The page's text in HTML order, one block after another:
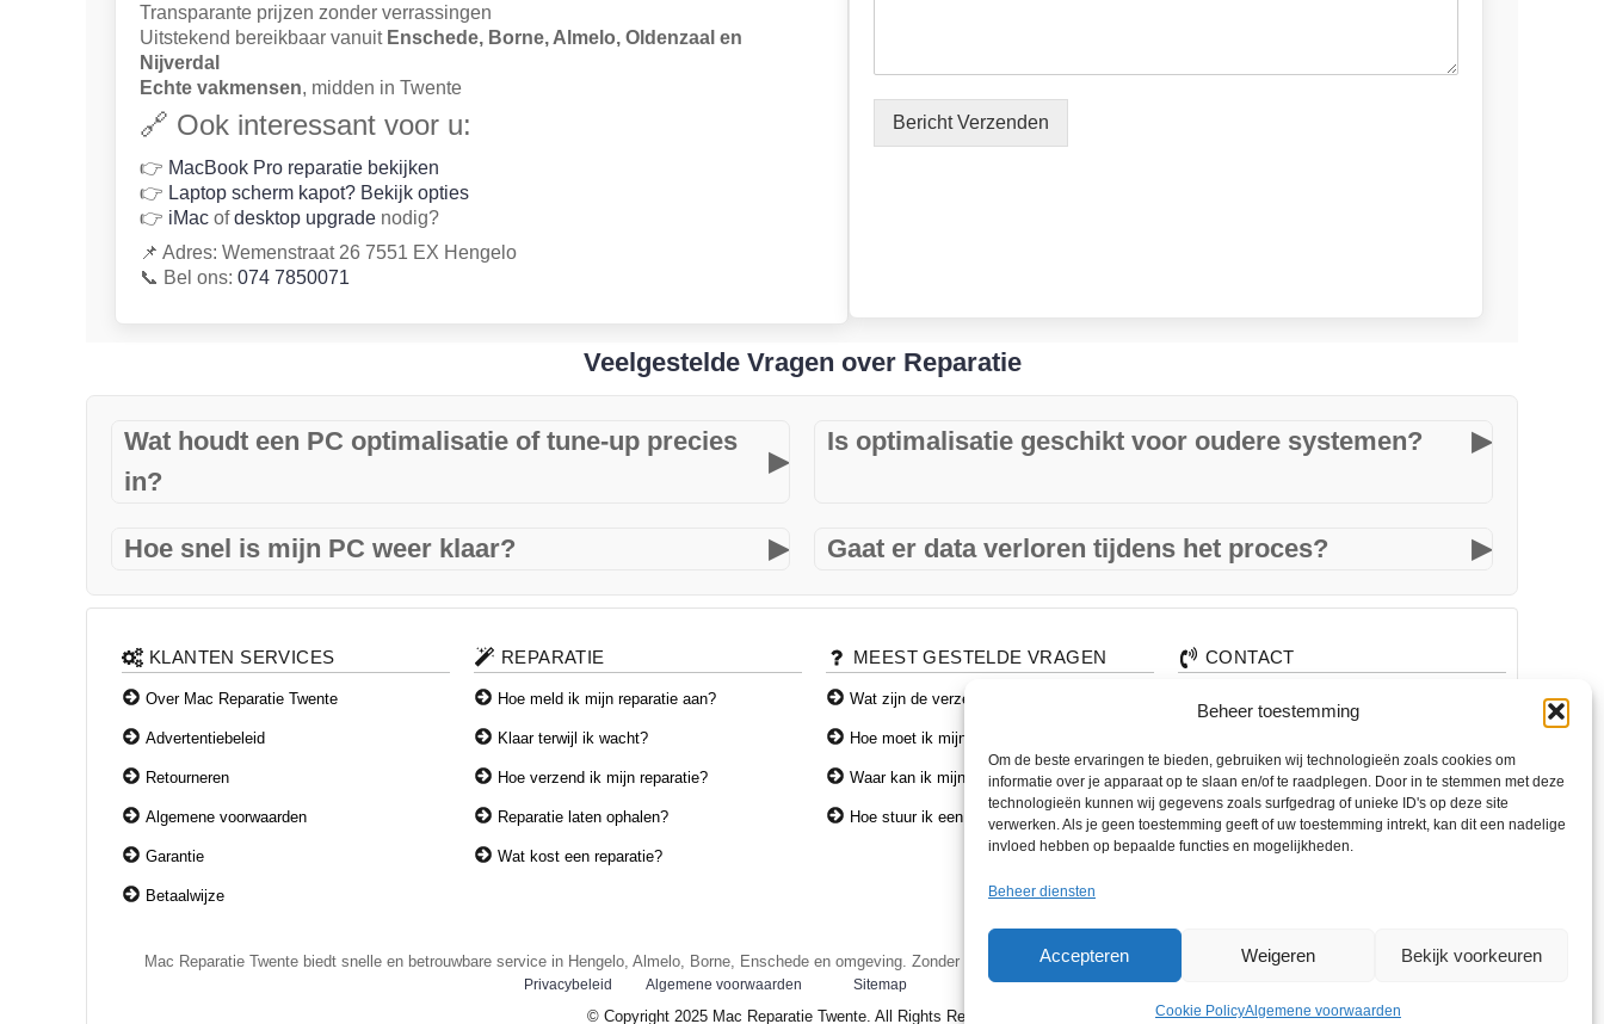
Beheer toestemming
Om de beste ervaringen te bieden, gebruiken wij technologieën zoals cookies om
informatie over je apparaat op te slaan en/of te raadplegen. Door in te stemmen met deze
technologieën kunnen wij gegevens zoals surfgedrag of unieke ID's op deze site
verwerken. Als je geen toestemming geeft of uw toestemming intrekt, kan dit een nadelige
invloed hebben op bepaalde functies en mogelijkheden.
Beheer diensten
Accepteren Weigeren Bekijk voorkeuren
Cookie PolicyAlgemene voorwaarden
Transparante prijzen zonder verrassingen
Uitstekend bereikbaar vanuit Enschede, Borne, Almelo, Oldenzaal en
Nijverdal
Echte vakmensen, midden in Twente
🔗 Ook interessant voor u:
👉 MacBook Pro reparatie bekijken
👉 Laptop scherm kapot? Bekijk opties
👉 iMac ofdesktop upgrade nodig?
📌 Adres: Wemenstraat 26 7551 EX Hengelo
📞 Bel ons:074 7850071
Bericht Verzenden
Veelgestelde Vragen over Reparatie
Wat houdt een PC optimalisatie of tune-up precies
in?
▶
We verwijderen overbodige software, voeren updates uit, controleren op
virussen en stellen uw systeem optimaal in.
Is optimalisatie geschikt voor oudere systemen? ▶
Hoe snel is mijn PC weer klaar? ▶
In de meeste gevallen binnen 24 uur – soms zelfs terwijl u wacht.
Gaat er data verloren tijdens het proces? ▶
Nee, uw bestanden blijven bewaard. Toch adviseren we altijd om vooraf een
KLANTEN SERVICES
Over Mac Reparatie Twente
Advertentiebeleid
Retourneren
Algemene voorwaarden
Garantie
Betaalwijze
REPARATIE
Hoe meld ik mijn reparatie aan?
Klaar terwijl ik wacht?
Hoe verzend ik mijn reparatie?
Reparatie laten ophalen?
Wat kost een reparatie?
MEEST GESTELDE VRAGEN
Wat zijn de verzendkosten?
Hoe moet ik mijn toestel verzenden?
Waar kan ik mijn producten afhalen?
Hoe stuur ik een product terug?
CONTACT
Wemenstraat 26
7551 EX Hengelo
OPENINGSTIJDEN
Mac Reparatie Twente biedt snelle en betrouwbare service in Hengelo, Almelo, Borne, Enschede en omgeving. Zonder afspraak welkom. Gratis diagnose en 6 maanden garantie op reparaties.
Privacybeleid Algemene voorwaarden Sitemap Mail ons
© Copyright 2025 Mac Reparatie Twente. All Rights Reserved.